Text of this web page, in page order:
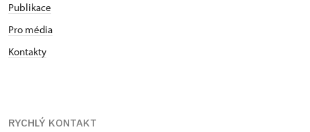
Publikace
Pro média
Kontakty
RYCHLÝ KONTAKT